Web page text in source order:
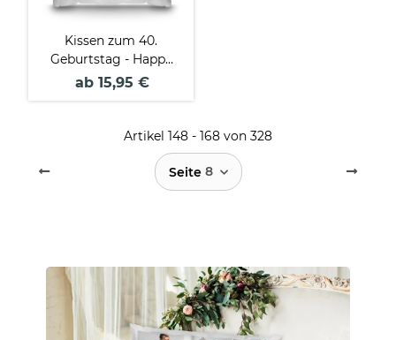
Kissen zum 40.
Geburtstag - Happy
Birthday - mit Name
ab 15,95 €
Artikel 148 - 168 von 328
Seite 8